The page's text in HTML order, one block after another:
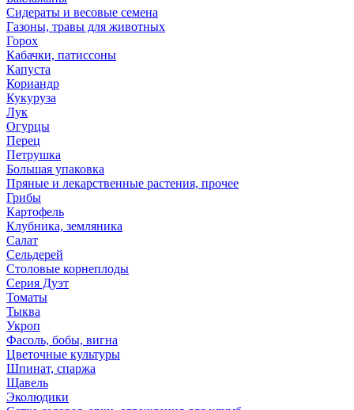
Сидераты и весовые семена
Газоны, травы для животных
Горох
Кабачки, патиссоны
Капуста
Кориандр
Кукуруза
Лук
Огурцы
Перец
Петрушка
Большая упаковка
Пряные и лекарственные растения, прочее
Грибы
Картофель
Клубника, земляника
Салат
Сельдерей
Столовые корнеплоды
Серия Дуэт
Томаты
Тыква
Укроп
Фасоль, бобы, вигна
Цветочные культуры
Шпинат, спаржа
Щавель
Эколюдики